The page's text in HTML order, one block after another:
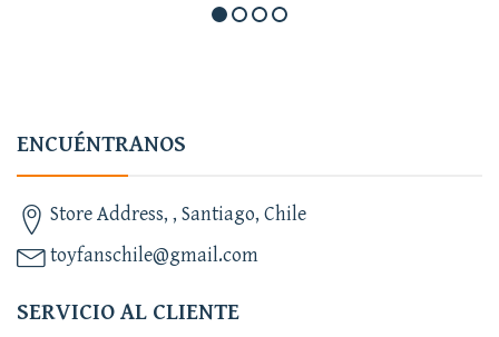
ENCUÉNTRANOS
Store Address, , Santiago, Chile
toyfanschile@gmail.com
SERVICIO AL CLIENTE